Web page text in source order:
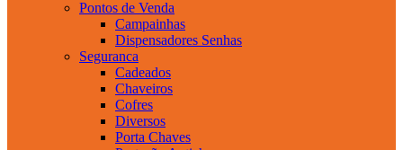
Pontos de Venda
Campainhas
Dispensadores Senhas
Seguranca
Cadeados
Chaveiros
Cofres
Diversos
Porta Chaves